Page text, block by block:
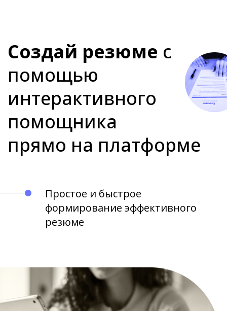
Создай резюме с
помощью
интерактивного
помощника
прямо на платформе
Простое и быстрое
формирование эффективного
резюме